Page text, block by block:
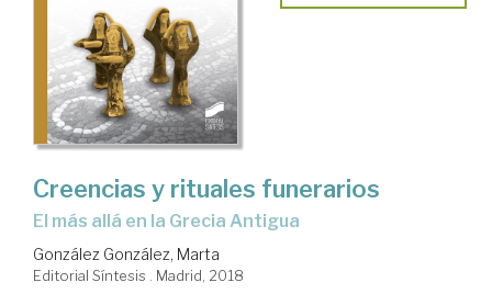
Creencias y rituales funerarios
el más allá en la Grecia Antigua
González González, Marta
Editorial Síntesis . Madrid, 2018